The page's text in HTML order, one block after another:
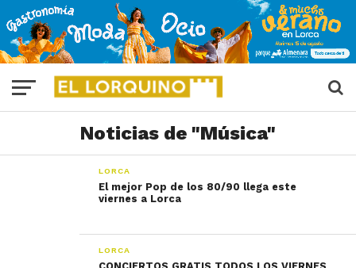
Noticias de "Música"
LORCA
El mejor Pop de los 80/90 llega este
viernes a Lorca
LORCA